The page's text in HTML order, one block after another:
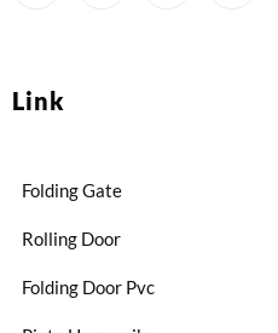
Link
Folding Gate
Rolling Door
Folding Door Pvc